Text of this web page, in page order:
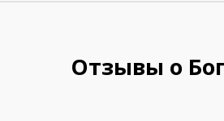
Отзывы о